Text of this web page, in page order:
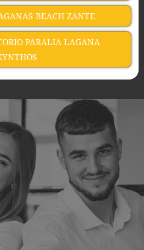
BEACH ZANTE
PARALIA LAGANA